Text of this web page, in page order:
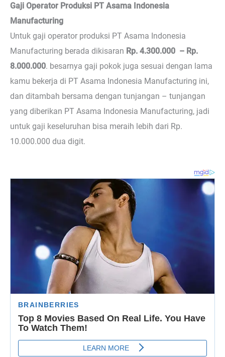
Gaji Operator Produksi PT Asama Indonesia
Manufacturing
Untuk gaji operator produksi PT Asama Indonesia
Manufacturing berada dikisaran Rp. 4.300.000 – Rp.
8.000.000. besarnya gaji pokok juga sesuai dengan lama
kamu bekerja di PT Asama Indonesia Manufacturing ini,
dan ditambah bersama dengan tunjangan – tunjangan
yang diberikan PT Asama Indonesia Manufacturing, jadi
untuk gaji keseluruhan bisa meraih lebih dari Rp.
10.000.000 dua digit.